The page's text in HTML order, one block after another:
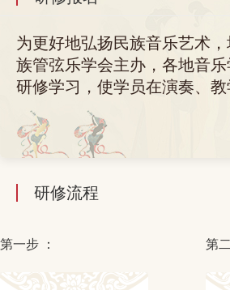
为更好地弘扬民族音乐艺术
族管弦乐学会主办，各地音
研修学习，使学员在演奏、
研修流程
第一步 ： 第